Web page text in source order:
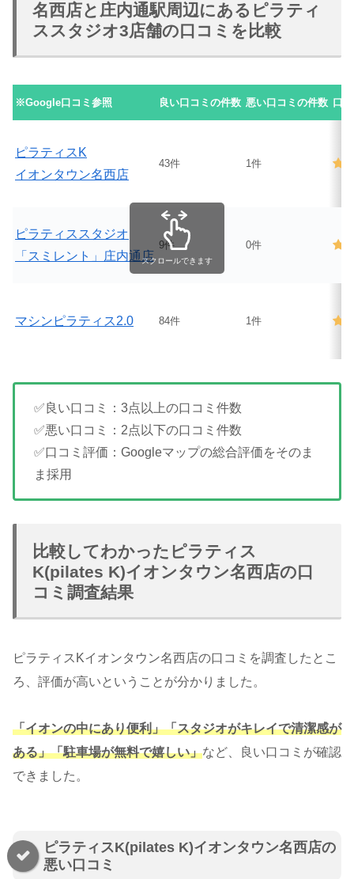
名西店と庄内通駅周辺にあるピラティ
ススタジオ3店舗の口コミを比較
※Google口コミ参照 良い口コミの件数 悪い口コミの件数 口
ピラティスK
イオンタウン名西店
43件 1件
ピラティススタジオ
「スミレント」庄内通店
9件 0件
マシンピラティス2.0 84件 1件
スクロールできます
✅良い口コミ：3点以上の口コミ件数
✅悪い口コミ：2点以下の口コミ件数
✅口コミ評価：Googleマップの総合評価をそのま
ま採用
比較してわかったピラティス
K(pilates K)イオンタウン名西店の口
コミ調査結果
ピラティスKイオンタウン名西店の口コミを調査したとこ
ろ、評価が高いということが分かりました。
「イオンの中にあり便利」「スタジオがキレイで清潔感が
ある」「駐車場が無料で嬉しい」など、良い口コミが確認
できました。
ピラティスK(pilates K)イオンタウン名西店の
悪い口コミ